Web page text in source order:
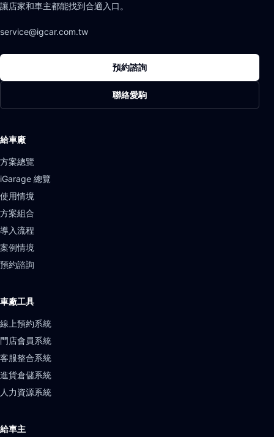
讓店家和車主都能找到合適入口。
service@igcar.com.tw
預約諮詢
聯絡愛駒
給車廠
方案總覽
iGarage 總覽
使用情境
方案組合
導入流程
案例情境
預約諮詢
車廠工具
線上預約系統
門店會員系統
客服整合系統
進貨倉儲系統
人力資源系統
給車主